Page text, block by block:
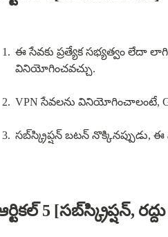
ఈ సేవకు ప్రత్యేక సభ్యత్వం లేదా
వినియోగించవచ్చు.
సబ్‌స్క్రిప్షన్ బటన్
ఆర్టికల్ 5